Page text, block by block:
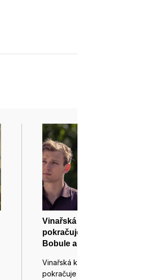
Vinařská komedie Bobule
pokračuje čtvrtým dílem
Bobule a bobulky
Vinařská komedie Bobule
pokračuje čtvrtým dílem Bobule